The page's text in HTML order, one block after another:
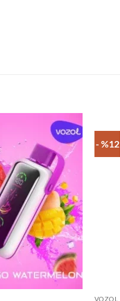
- %12
VOZOL